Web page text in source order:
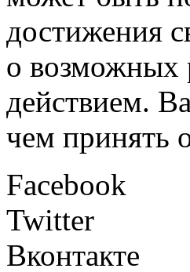
достижения
о возможных
действием.
чем принять
Facebook
Twitter
Вконтакте